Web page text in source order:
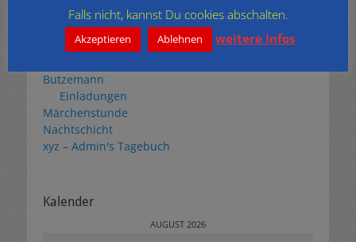
Butzemann
Einladungen
Märchenstunde
Nachtschicht
xyz – Admin's Tagebuch
Kalender
AUGUST 2026
Falls nicht, kannst Du cookies abschalten.
Akzeptieren Ablehnen weitere Infos